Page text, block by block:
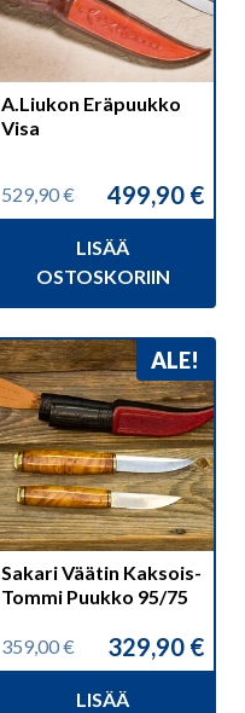
A.Liukon Eräpuukko
Visa
529,90€
Alkuperäinen
529,90 €.
499,90 €
Nykyinen
499,90 €.
LISÄÄ
OSTOSKORIIN
ALE!
Sakari Väätin Kaksois-
Tommi Puukko 95/75
359,00€
Alkuperäinen329,90 €
Nykyinen
LISÄÄ